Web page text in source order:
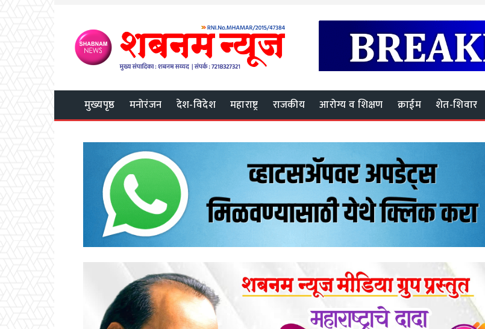
मुख्यपृष्ठ मनोरंजन देश-विदेश महाराष्ट्र राजकीय आरोग्य व शिक्षण क्राईम शेत-शिवार